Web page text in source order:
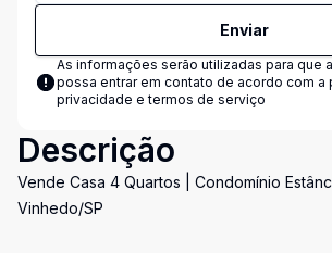
Enviar
As informações serão utilizadas para que
possa entrar em contato de acordo com a
privacidade e termos de serviço
Descrição
Vende Casa 4 Quartos | Condomínio
Vinhedo/SP